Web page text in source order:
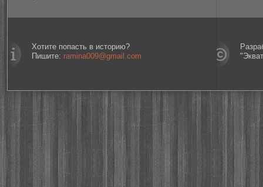
Хотите попасть в историю?
Пишите: ramina009@gmail.com